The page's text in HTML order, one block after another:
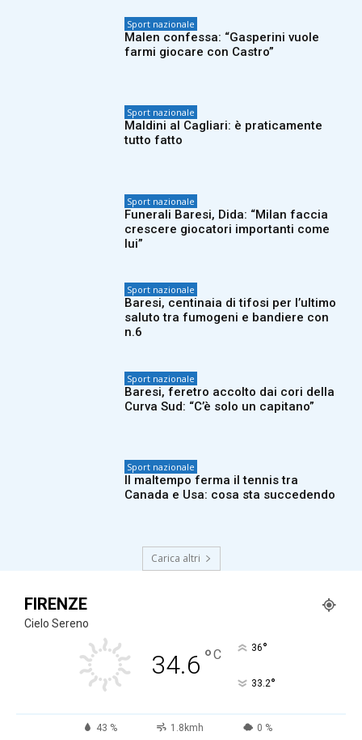
Sport nazionale
Malen confessa: “Gasperini vuole
farmi giocare con Castro”
Sport nazionale
Maldini al Cagliari: è praticamente
tutto fatto
Sport nazionale
Funerali Baresi, Dida: “Milan faccia
crescere giocatori importanti come
lui”
Sport nazionale
Baresi, centinaia di tifosi per l’ultimo
saluto tra fumogeni e bandiere con
n.6
Sport nazionale
Baresi, feretro accolto dai cori della
Curva Sud: “C’è solo un capitano”
Sport nazionale
Il maltempo ferma il tennis tra
Canada e Usa: cosa sta succedendo
Carica altri
FIRENZE
Cielo Sereno
34.6 °C 36°
33.2°
43 % 1.8kmh 0 %